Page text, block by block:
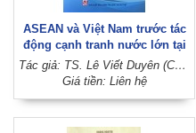
ASEAN và Việt Nam trước tác
động cạnh tranh nước lớn tại
khu vực Ấn Độ Dương - Thái
Bình Dương đến năm 2030
Tác giả: TS. Lê Viết Duyên (Chủ biên) (Học viện Ngoại giao)
Giá tiền: Liên hệ